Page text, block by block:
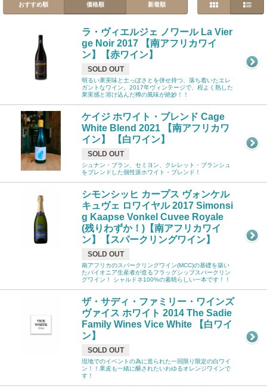
おすすめ順 価格順 新着順
ラ・ヴィエルジェ ノワール La Vier
ge Noir 2017 【南アフリカワイ
ン】【赤ワイン】
SOLD OUT
明るい果実味と土っぽさとを併せ持つ、落ち着いたエレ
ガントなワイン。2017年ヴィンテージで、程よく熟した
果実感と溶け込んだ樽の風味が絶妙！！
ケイジ ホワイト・ブレンド Cage
White Blend 2021 【南アフリカワ
イン】 【白ワイン】
SOLD OUT
シュナン・ブラン、セミヨン、クレレット・ブランシュ
をブレンドした個性派ホワイト・ブレンド！
シモンシッヒ カープス ヴォンケル
キュヴェ ロワイヤル 2017 Simonsi
g Kaapse Vonkel Cuvee Royale
(残りわずか！)【南アフリカワイ
ン】【スパークリングワイン】
SOLD OUT
南アフリカのスパークリングワイン(MCC)の基礎を築い
たパイオニア生産者が造るフラッグシップスパークリン
グワイン！ シャルドネ100%の素晴らしい一本です！！
ザ・サディ・ファミリー・ワインズ
ヴァイス ホワイト 2014 The Sadie
Family Wines Vice White 【白ワイ
ン】
SOLD OUT
現地でのイベントの為に造られた一回限り限定の白ワイ
ン！！果皮も一緒に醸されたいわゆるオレンジワインで
す！